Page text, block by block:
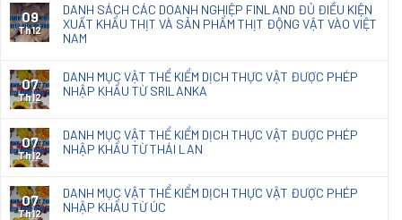
09
Th12
DANH SÁCH CÁC DOANH NGHIỆP FINLAND ĐỦ ĐIỀU KIỆN
XUẤT KHẨU THỊT VÀ SẢN PHẨM THỊT ĐỘNG VẬT VÀO VIỆT
NAM
07
Th12
DANH MỤC VẬT THỂ KIỂM DỊCH THỰC VẬT ĐƯỢC PHÉP
NHẬP KHẨU TỪ SRILANKA
07
Th12
DANH MỤC VẬT THỂ KIỂM DỊCH THỰC VẬT ĐƯỢC PHÉP
NHẬP KHẨU TỪ THÁI LAN
07
Th12
DANH MỤC VẬT THỂ KIỂM DỊCH THỰC VẬT ĐƯỢC PHÉP
NHẬP KHẨU TỪ ÚC